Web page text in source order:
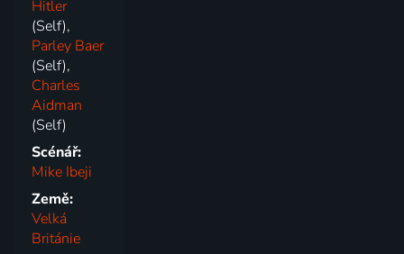
Hitler
(Self),
Parley Baer
(Self),
Charles
Aidman
(Self)
Scénář:
Mike Ibeji
Země:
Velká
Británie